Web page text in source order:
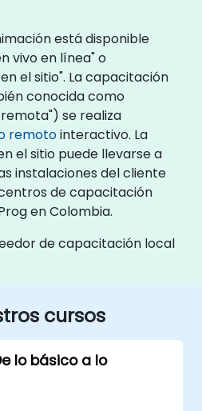
está disponible
vivo en línea" o
el sitio". La capacitación
conocida como
se realiza
remotointeractivo. La
el sitio puede llevarse a
instalaciones del cliente
de capacitación
en Colombia.
de capacitación local
cursos
lo básico a lo